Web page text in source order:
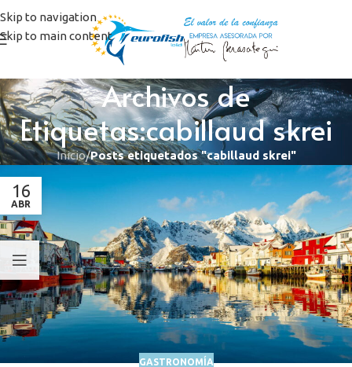
Skip to navigation
Skip to main content
Archivos de
Etiquetas:cabillaud skrei
Inicio/Posts etiquetados "cabillaud skrei"
16
ABR
GASTRONOMÍA